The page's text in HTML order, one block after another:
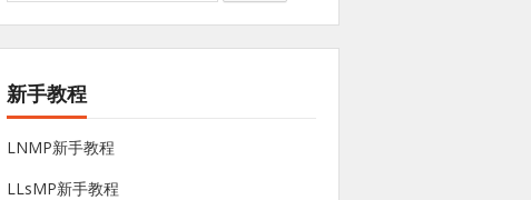
新手教程
LNMP新手教程
LLsMP新手教程